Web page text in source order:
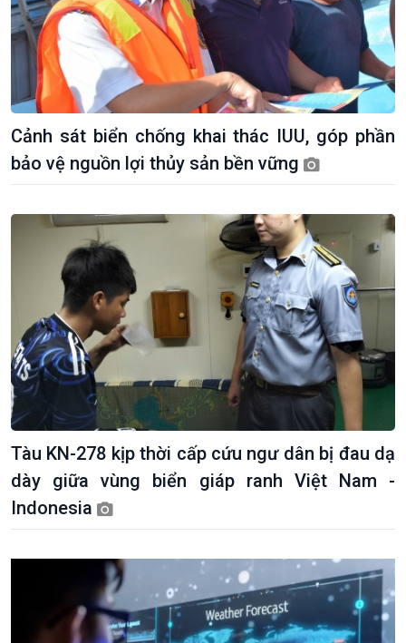
Cảnh sát biển chống khai thác IUU, góp phần
bảo vệ nguồn lợi thủy sản bền vững
Tàu KN-278 kịp thời cấp cứu ngư dân bị đau dạ
dày giữa vùng biển giáp ranh Việt Nam -
Indonesia